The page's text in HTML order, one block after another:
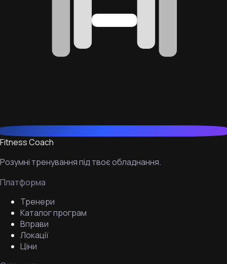
Fitness Coach
Розумні тренування під твоє обладнання.
Платформа
Тренери
Каталог програм
Вправи
Локації
Ціни